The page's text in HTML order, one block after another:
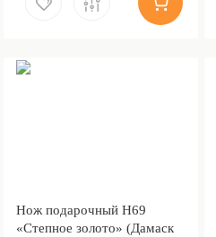
Нож подарочный Н69
«Степное золото» (Дамаск